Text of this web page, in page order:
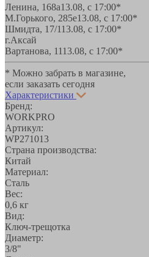
Ленина, 168а13.08, с 17:00*
М.Горького, 285е13.08, с 17:00*
Шмидта, 17/113.08, с 17:00*
г.Аксай
Вартанова, 1113.08, с 17:00*
* Можно забрать в магазине,
если заказать сегодня
Характеристики
Бренд:
WORKPRO
Артикул:
WP271013
Страна производства:
Китай
Материал:
Сталь
Вес:
0,6 кг
Вид:
Ключ-трещотка
Диаметр:
3/8"